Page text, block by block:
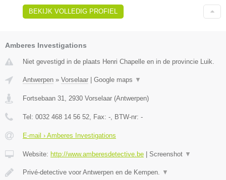
BEKIJK VOLLEDIG PROFIEL
Amberes Investigations
Niet gevestigd in de plaats Henri Chapelle en in de provincie Luik.
Antwerpen » Vorselaar Google maps ▼
Fortsebaan 31 2930 Vorselaar (Antwerpen)
Tel: 0032 468 14 56 52 , Fax: - , BTW-nr: -
E-mail › Amberes Investigations
Website: http://www.amberesdetective.be Screenshot ▼
Privé-detective voor Antwerpen en de Kempen. ▼